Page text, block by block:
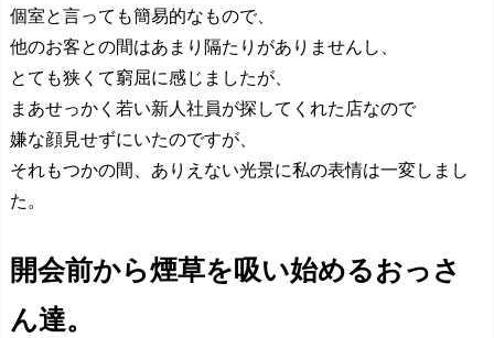
個室と言っても簡易的なもので、
他のお客との間はあまり隔たりがありませんし、
とても狭くて窮屈に感じましたが、
まあせっかく若い新人社員が探してくれた店なので
嫌な顔見せずにいたのですが、
それもつかの間、ありえない光景に私の表情は一変しまし
た。
開会前から煙草を吸い始めるおっさ
ん達。